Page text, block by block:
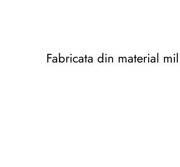
Fabricata din material